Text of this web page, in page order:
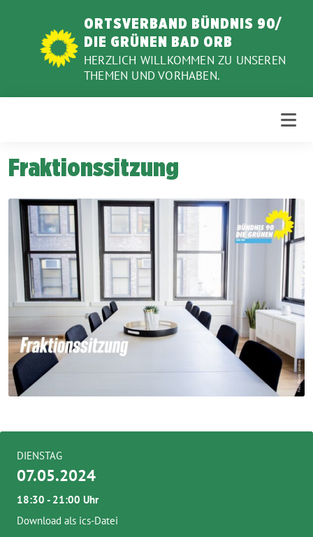
ORTSVERBAND BÜNDNIS 90/
DIE GRÜNEN BAD ORB
HERZLICH WILLKOMMEN ZU UNSEREN
THEMEN UND VORHABEN.
Fraktionssitzung
DIENSTAG
07.05.2024
18:30 - 21:00 Uhr
Download als ics-Datei